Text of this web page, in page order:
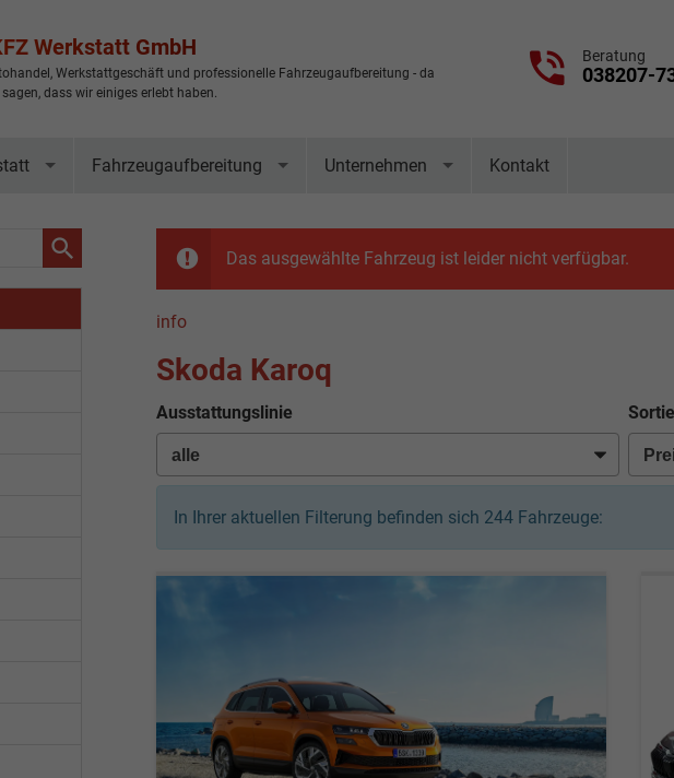
Werkstatt GmbH
Werkstattgeschäft und professionelle Fahrzeugaufbereitung - da
dass wir einiges erlebt haben.
Beratung
038207-
Fahrzeugaufbereitung Unternehmen Kontakt
Das ausgewählte Fahrzeug ist leider nicht verfügbar.
info
Skoda Karoq
Ausstattungslinie
In Ihrer aktuellen Filterung befinden sich 244Fahrzeuge: